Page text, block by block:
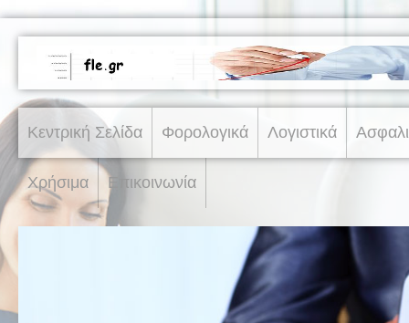
Κεντρική Σελίδα Φορολογικά Λογιστικά
Χρήσιμα Επικοινωνία